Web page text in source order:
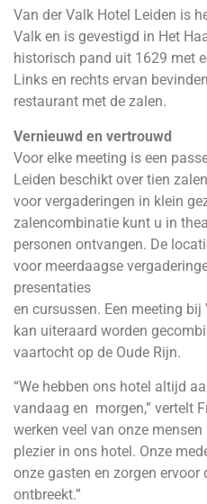
Van der Valk Hotel Leiden is
Valk en is gevestigd in Het
historisch pand uit 1629 met
Links en rechts ervan
restaurant met de zalen.
Vernieuwd en vertrouwd
Voor elke meeting is een
Leiden beschikt over tien
voor vergaderingen in klein
zalencombinatie kunt u in
personen ontvangen. De
voor meerdaagse
presentaties
en cursussen. Een meeting
kan uiteraard worden
vaartocht op de Oude Rijn.
“We hebben ons hotel altijd
vandaag en morgen,” vertelt
werken veel van onze
plezier in ons hotel. Onze
onze gasten en zorgen ervoor
ontbreekt.”